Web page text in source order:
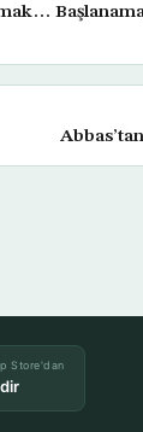
Store'dan